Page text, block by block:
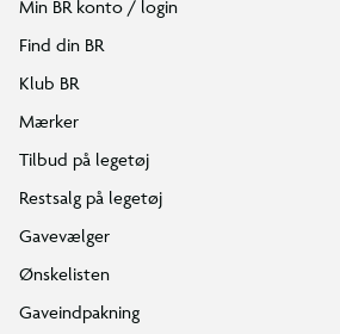
Min BR konto / login
Find din BR
Klub BR
Mærker
Tilbud på legetøj
Restsalg på legetøj
Gavevælger
Ønskelisten
Gaveindpakning